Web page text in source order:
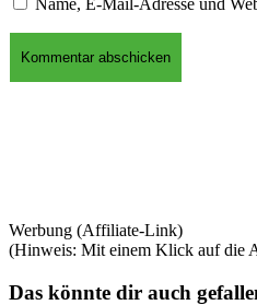
Werbung (Affiliate-Link)
(Hinweis: Mit einem Klick auf die
Das könnte dir auch